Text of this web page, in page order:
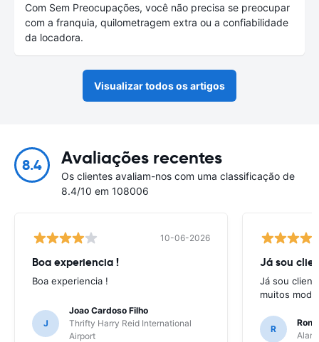
Com Sem Preocupações, você não precisa se preocupar
com a franquia, quilometragem extra ou a confiabilidade
da locadora.
Visualizar todos os artigos
8.4 Avaliações recentes
Os clientes avaliam-nos com uma classificação de
8.4/10 em 108006
10-06-2026
Boa experiencia !
Boa experiencia !
J
Joao Cardoso Filho
Thrifty Harry Reid International
Airport
Já sou
Já sou
muitos
R